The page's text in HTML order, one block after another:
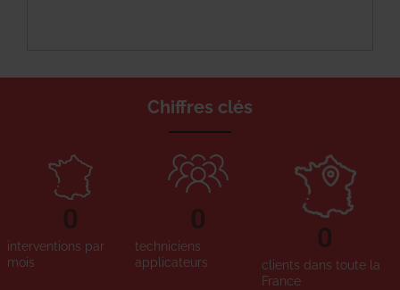
Chiffres clés
interventions par
mois
0
techniciens
applicateurs
0
clients dans toute la
France
0